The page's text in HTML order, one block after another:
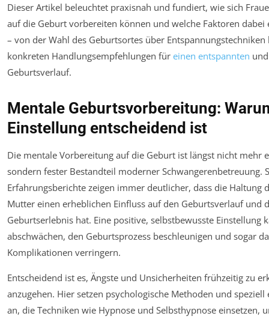
Dieser Artikel beleuchtet praxisnah und fundiert, wie sich
auf die Geburt vorbereiten können und welche Faktoren dabei
– von der Wahl des Geburtsortes über Entspannungstechniken
konkreten Handlungsempfehlungen für einen entspannten
Geburtsverlauf.
Mentale Geburtsvorbereitung:
Einstellung entscheidend ist
Die mentale Vorbereitung auf die Geburt ist längst nicht mehr
sondern fester Bestandteil moderner Schwangerenbetreuung.
Erfahrungsberichte zeigen immer deutlicher, dass die Haltung
Mutter einen erheblichen Einfluss auf den Geburtsverlauf und
Geburtserlebnis hat. Eine positive, selbstbewusste Einstellung
abschwächen, den Geburtsprozess beschleunigen und sogar
Komplikationen verringern.
Entscheidend ist es, Ängste und Unsicherheiten frühzeitig zu
anzugehen. Hier setzen psychologische Methoden und speziell
an, die Techniken wie Hypnose und Selbsthypnose einsetzen,